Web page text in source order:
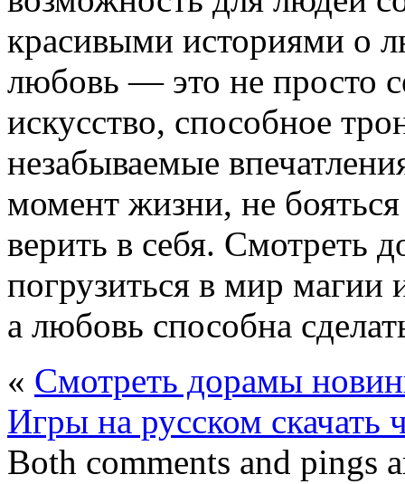
красивыми историями о
любовь — это не просто
искусство, способное
незабываемые
момент жизни, не
верить в себя. Смотреть
погрузиться в мир магии
а любовь способна
« Смотреть дорамы
Игры на русском скачать
Both comments and pings